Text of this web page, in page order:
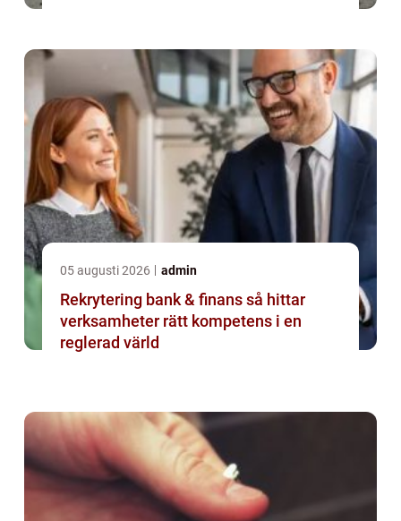
05 augusti 2026 admin
Rekrytering bank & finans så hittar
verksamheter rätt kompetens i en
reglerad värld